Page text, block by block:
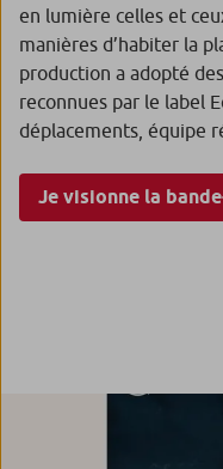
en lumière celles et
manières d’habiter la
production a adopté
reconnues par le label
déplacements, équipe
Je visionne la